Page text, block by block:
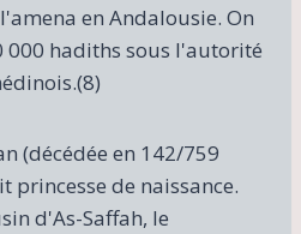
en Andalousie. On
hadiths sous l'autorité
(décédée en 142/759
princesse de naissance.
d'As-Saffah, le